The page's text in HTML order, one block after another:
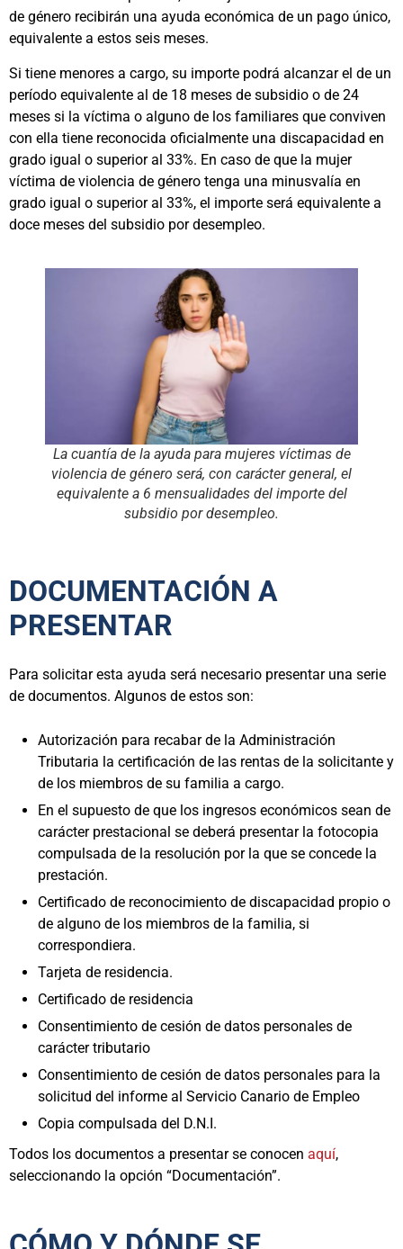
de género recibirán una ayuda económica de un pago único,
equivalente a estos seis meses.
Si tiene menores a cargo, su importe podrá alcanzar el de un
período equivalente al de 18 meses de subsidio o de 24
meses si la víctima o alguno de los familiares que conviven
con ella tiene reconocida oficialmente una discapacidad en
grado igual o superior al 33%. En caso de que la mujer
víctima de violencia de género tenga una minusvalía en
grado igual o superior al 33%, el importe será equivalente a
doce meses del subsidio por desempleo.
La cuantía de la ayuda para mujeres víctimas de
violencia de género será, con carácter general, el
equivalente a 6 mensualidades del importe del
subsidio por desempleo.
DOCUMENTACIÓN A
PRESENTAR
Para solicitar esta ayuda será necesario presentar una serie
de documentos. Algunos de estos son:
Autorización para recabar de la Administración
Tributaria la certificación de las rentas de la solicitante y
de los miembros de su familia a cargo.
En el supuesto de que los ingresos económicos sean de
carácter prestacional se deberá presentar la fotocopia
compulsada de la resolución por la que se concede la
prestación.
Certificado de reconocimiento de discapacidad propio o
de alguno de los miembros de la familia, si
correspondiera.
Tarjeta de residencia.
Certificado de residencia
Consentimiento de cesión de datos personales de
carácter tributario
Consentimiento de cesión de datos personales para la
solicitud del informe al Servicio Canario de Empleo
Copia compulsada del D.N.I.
Todos los documentos a presentar se conocen aquí,
seleccionando la opción “Documentación”.